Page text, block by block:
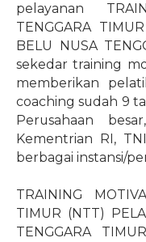
pelayanan
TENGGARA
BELU NUSA
sekedar training
memberikan
coaching sudah 9
Perusahaan
Kementrian RI,
berbagai instansi/
TRAINING
TIMUR (NTT)
TENGGARA